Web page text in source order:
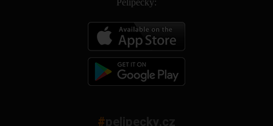
Pelipecky:
#pelipecky.cz